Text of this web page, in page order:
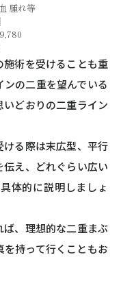
腫れ等
術を受けることも重
の二重を望んでいる
どおりの二重ライン
る際は末広型、平行
え、どれぐらい広い
体的に説明しましょ
、理想的な二重まぶ
持って行くこともお